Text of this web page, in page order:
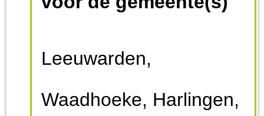
woensdagmiddag en
zondag niet bereikbaar.
Leeuwarden,
Waadhoeke, Harlingen,